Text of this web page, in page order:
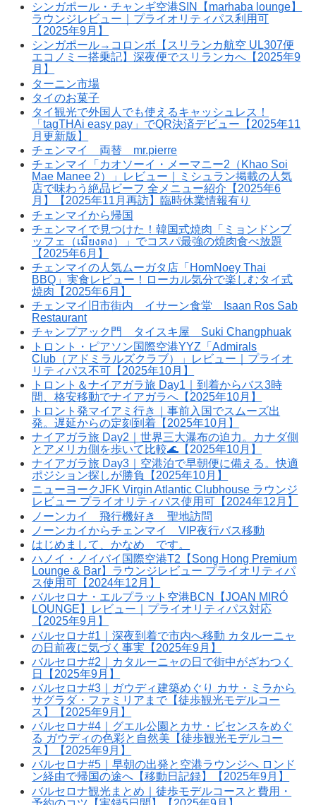
シンガポール・チャンギ空港SIN【marhaba lounge】
ラウンジレビュー｜プライオリティパス利用可
【2025年9月】
シンガポール→コロンボ【スリランカ航空 UL307便
エコノミー搭乗記】深夜便でスリランカへ【2025年9
月】
ターニン市場
タイのお菓子
タイ観光で外国人でも使えるキャッシュレス！
「tagTHAi easy pay」でQR決済デビュー【2025年11
月更新版】
チェンマイ 両替 mr.pierre
チェンマイ「カオソーイ・メーマニー2（Khao Soi
Mae Manee 2）」レビュー｜ミシュラン掲載の人気
店で味わう絶品ビーフ 全メニュー紹介【2025年6
月】【2025年11月再訪】臨時休業情報有り
チェンマイから帰国
チェンマイで見つけた！韓国式焼肉「ミョンドンブ
ッフェ（เมียงดง）」でコスパ最強の焼肉食べ放題
【2025年6月】
チェンマイの人気ムーガタ店「HomNoey Thai
BBQ」実食レビュー！ローカル気分で楽しむタイ式
焼肉【2025年6月】
チェンマイ旧市街内 イサーン食堂 Isaan Ros Sab
Restaurant
チャンプアック門 タイスキ屋 Suki Changphuak
トロント・ピアソン国際空港YYZ「Admirals
Club（アドミラルズクラブ）」レビュー｜プライオ
リティパス不可【2025年10月】
トロント＆ナイアガラ旅 Day1｜到着からバス3時
間、格安移動でナイアガラへ【2025年10月】
トロント発マイアミ行き｜事前入国でスムーズ出
発。遅延からの定刻到着【2025年10月】
ナイアガラ旅 Day2｜世界三大瀑布の迫力。カナダ側
とアメリカ側を歩いて比較🌊【2025年10月】
ナイアガラ旅 Day3｜空港泊で早朝便に備える。快適
ポジション探しが勝負【2025年10月】
ニューヨークJFK Virgin Atlantic Clubhouse ラウンジ
レビュー プライオリティパス使用可【2024年12月】
ノーンカイ 飛行機好き 聖地訪問
ノーンカイからチェンマイ VIP夜行バス移動
はじめまして、かなめ です。
ハノイ・ノイバイ国際空港T2【Song Hong Premium
Lounge & Bar】ラウンジレビュー プライオリティパ
ス使用可【2024年12月】
バルセロナ・エルプラット空港BCN【JOAN MIRÓ
LOUNGE】レビュー｜プライオリティパス対応
【2025年9月】
バルセロナ#1｜深夜到着で市内へ移動 カタルーニャ
の日前夜に気づく事実【2025年9月】
バルセロナ#2｜カタルーニャの日で街中がざわつく
日【2025年9月】
バルセロナ#3｜ガウディ建築めぐり カサ・ミラから
サグラダ・ファミリアまで【徒歩観光モデルコー
ス】【2025年9月】
バルセロナ#4｜グエル公園とカサ・ビセンスをめぐ
る ガウディの色彩と自然美【徒歩観光モデルコー
ス】【2025年9月】
バルセロナ#5｜早朝の出発と空港ラウンジへ ロンド
ン経由で帰国の途へ【移動日記録】【2025年9月】
バルセロナ観光まとめ｜徒歩モデルコースと費用・